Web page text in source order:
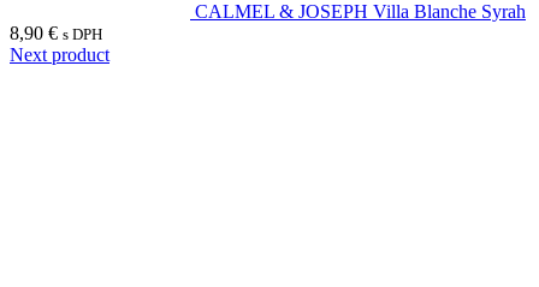
CALMEL & JOSEPH Villa Blanche Syrah
8,90 € s DPH
Next product